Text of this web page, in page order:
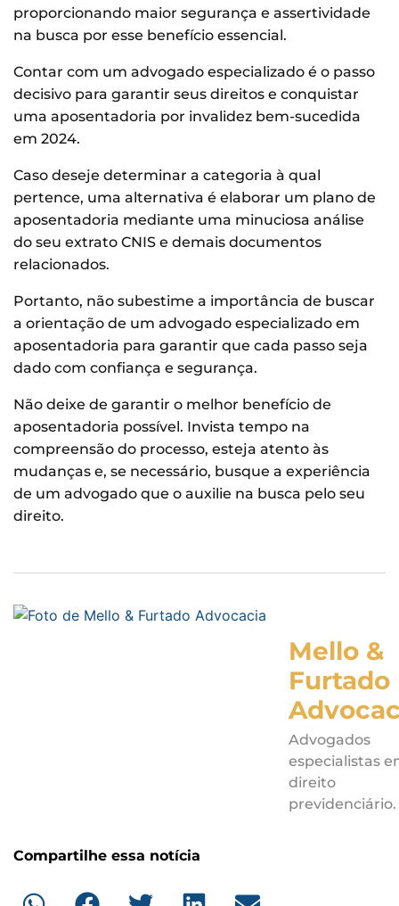
proporcionando maior segurança e assertividade
na busca por esse benefício essencial.
Contar com um advogado especializado é o passo
decisivo para garantir seus direitos e conquistar
uma aposentadoria por invalidez bem-sucedida
em 2024.
Caso deseje determinar a categoria à qual
pertence, uma alternativa é elaborar um plano de
aposentadoria mediante uma minuciosa análise
do seu extrato CNIS e demais documentos
relacionados.
Portanto, não subestime a importância de buscar
a orientação de um advogado especializado em
aposentadoria para garantir que cada passo seja
dado com confiança e segurança.
Não deixe de garantir o melhor benefício de
aposentadoria possível. Invista tempo na
compreensão do processo, esteja atento às
mudanças e, se necessário, busque a experiência
de um advogado que o auxilie na busca pelo seu
direito.
Mello &
Furtado
Advogados
especialistas
direito
previdenciário.
Compartilhe essa notícia